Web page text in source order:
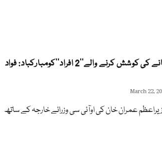
کانفرنس ناکام بنانے کی کوشش کرنے والے’’2 افراد‘‘کومبارکباد: فواد
March 22,
عمران خان کی اوآئی سی وزرائے خارجہ کے ساتھ